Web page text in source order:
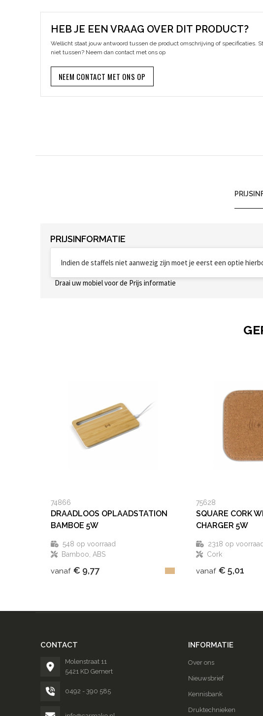
HEB JE EEN VRAAG OVER DIT PRODUCT?
Wellicht staat jouw antwoord tussen de product omschrijving of specificaties.
niet tussen? Neem dan contact met ons op
NEEM CONTACT MET ONS OP
PRIJSINFORMATIE
Indien de staffels niet aanwezig zijn moet je eerst een optie
Draai uw mobiel voor de Prijs informatie
74866
DRAADLOOS OPLAADSTATION
BAMBOE 5W
548 op voorraad
Bamboo, ABS
vanaf € 9,77
75628
SQUARE CORK
CHARGER 5W
2318 op
Cork
vanaf € 5,01
CONTACT
Molenstraat 11
5421 KD Gemert
0492 - 390 585
INFORMATIE
Over ons
Nieuwsbrief
Kennisbank
Druktechnieken